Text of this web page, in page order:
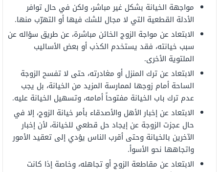
مواجهة الخيانة بشكل غير مباشر، ولكن في حال توافر
الأدلة القطعية التي لا مجال للشك فيها أو التهرّب منها.
الابتعاد عن مواجة الزوج الخائن مباشرة، عن طريق سؤاله عن
سبب خيانته، فقد يستخدم الكذب أو بعض الأساليب
الملتوية الأخرى.
الابتعاد عن ترك المنزل أو مغادرته، حتى لا تفسح الزوجة
الساحة أمام زوجها لممارسة المزيد من الخيانة، بل يجب
عدم ترك باب الخيانة مفتوحاً أمامه، وتسهيل الخيانة عليه.
الابتعاد عن إخبار الأهل والأصدقاء بأمر خيانة الزوج، إلا في
حال عجزت الزوجة عن إيجاد حل قطعي للخيانة، لأن إخبار
الآخرين بالخيانة وحتى أقرب الناس يؤدي إلى تعقيد الأمور
واتجاهها نحو الأسوأ.
الابتعاد عن مقاطعة الزوج أو تجاهله، وخاصة إذا كانت